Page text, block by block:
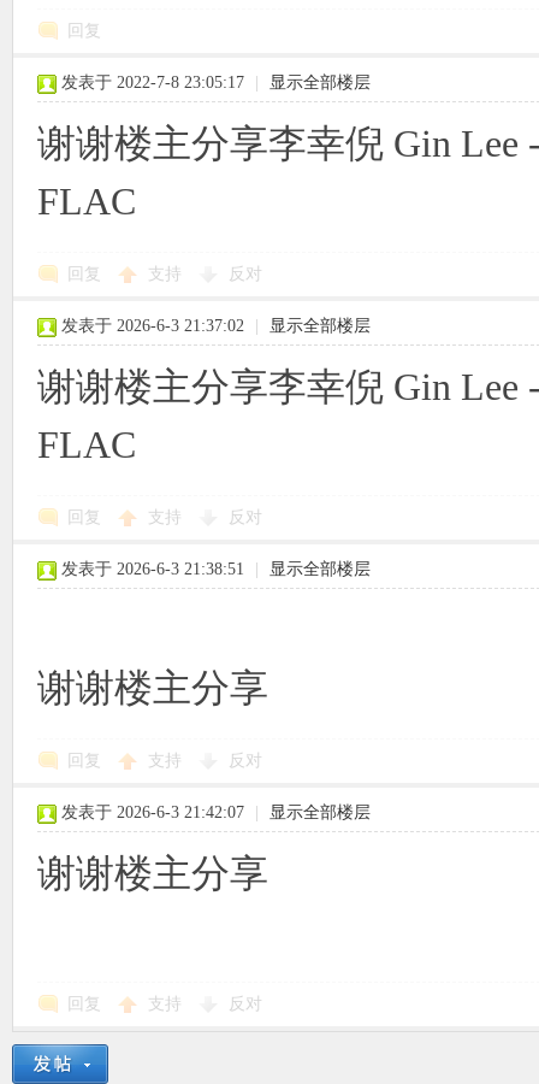
回复
发表于 2022-7-8 23:05:17 显示全部楼层
谢谢楼主分享李幸倪 Gin Lee
FLAC
回复 支持 反对
发表于 2026-6-3 21:37:02 显示全部楼层
谢谢楼主分享李幸倪 Gin Lee
FLAC
回复 支持 反对
发表于 2026-6-3 21:38:51 显示全部楼层
谢谢楼主分享
回复 支持 反对
发表于 2026-6-3 21:42:07 显示全部楼层
谢谢楼主分享
回复 支持 反对